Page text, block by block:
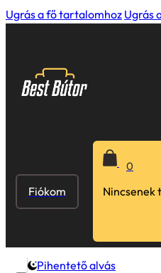
Ugrás a fő tartalomhoz Ugrás
Fiókom
0
Nincsenek
Pihentető alvás